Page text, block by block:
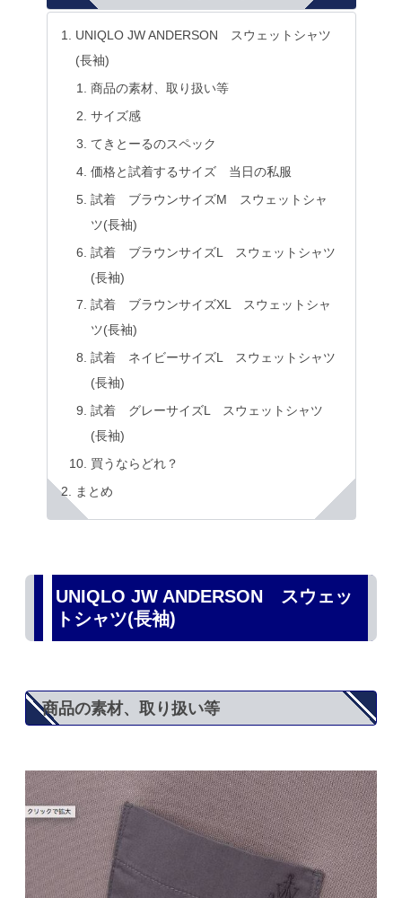
UNIQLO JW ANDERSON スウェットシャツ
(長袖)
商品の素材、取り扱い等
サイズ感
てきとーるのスペック
価格と試着するサイズ 当日の私服
試着 ブラウンサイズM スウェットシャ
ツ(長袖)
試着 ブラウンサイズL スウェットシャツ
(長袖)
試着 ブラウンサイズXL スウェットシャ
ツ(長袖)
試着 ネイビーサイズL スウェットシャツ
(長袖)
試着 グレーサイズL スウェットシャツ
(長袖)
買うならどれ？
まとめ
UNIQLO JW ANDERSON スウェッ
トシャツ(長袖)
商品の素材、取り扱い等